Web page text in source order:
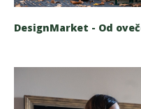
DesignMarket - Od